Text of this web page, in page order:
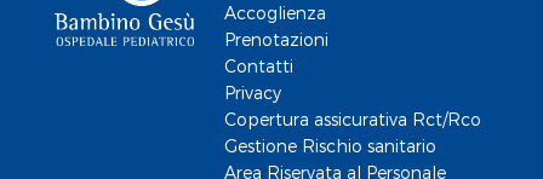
Accoglienza
Prenotazioni
Contatti
Privacy
Copertura assicurativa Rct/Rco
Gestione Rischio sanitario
Area Riservata al Personale